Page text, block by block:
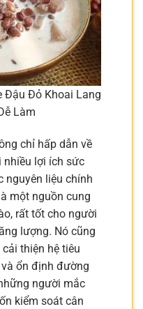
Đậu Đỏ Khoai Lang
Làm
chỉ hấp dẫn về
nhiều lợi ích sức
nguyên liệu chính
một nguồn cung
rất tốt cho người
lượng. Nó cũng
thiện hệ tiêu
ổn định đường
người mắc
kiểm soát cân